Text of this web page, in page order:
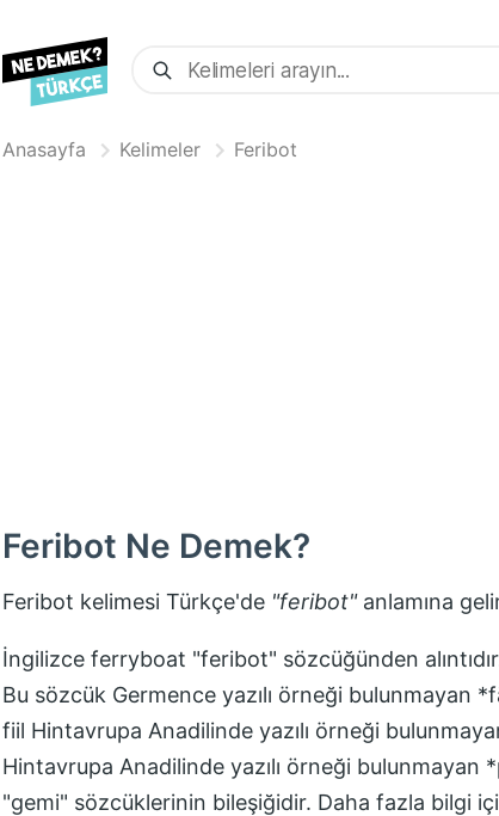
Anasayfa Kelimeler Feribot
Feribot Ne Demek?
Feribot kelimesi Türkçe'de "feribot"anlamına
İngilizce ferryboat "feribot" sözcüğünden
Bu sözcük Germence yazılı örneği bulunmayan
fiil Hintavrupa Anadilinde yazılı örneği
Hintavrupa Anadilinde yazılı örneği
"gemi" sözcüklerinin bileşiğidir. Daha fazla bilgi